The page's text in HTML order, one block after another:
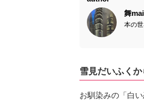
舞mai
本の
雪見だいふく
お馴染みの「白